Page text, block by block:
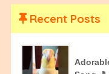
Recent Posts